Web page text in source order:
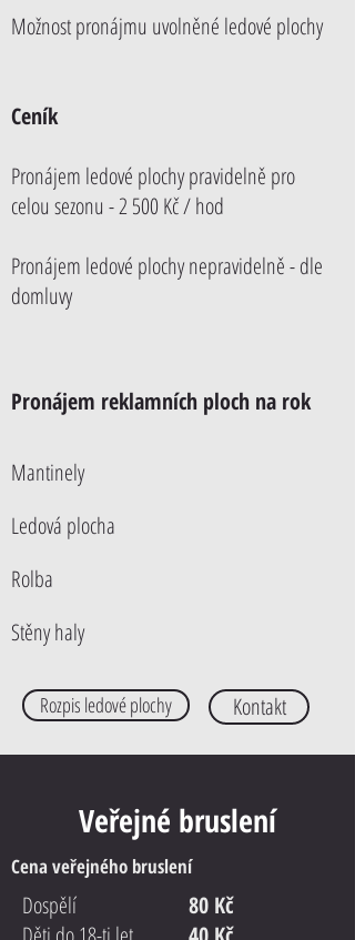
Možnost pronájmu uvolněné ledové plochy
Ceník
Pronájem ledové plochy pravidelně pro
celou sezonu - 2 500 Kč / hod
Pronájem ledové plochy nepravidelně - dle
domluvy
Pronájem reklamních ploch na rok
Mantinely
Ledová plocha
Rolba
Stěny haly
Rozpis ledové plochy Kontakt
Veřejné bruslení
Cena veřejného bruslení
Dospělí
80 Kč